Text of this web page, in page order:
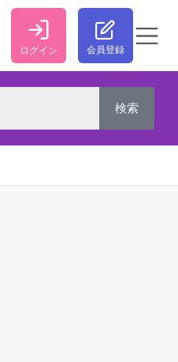
ログイン 会員登録